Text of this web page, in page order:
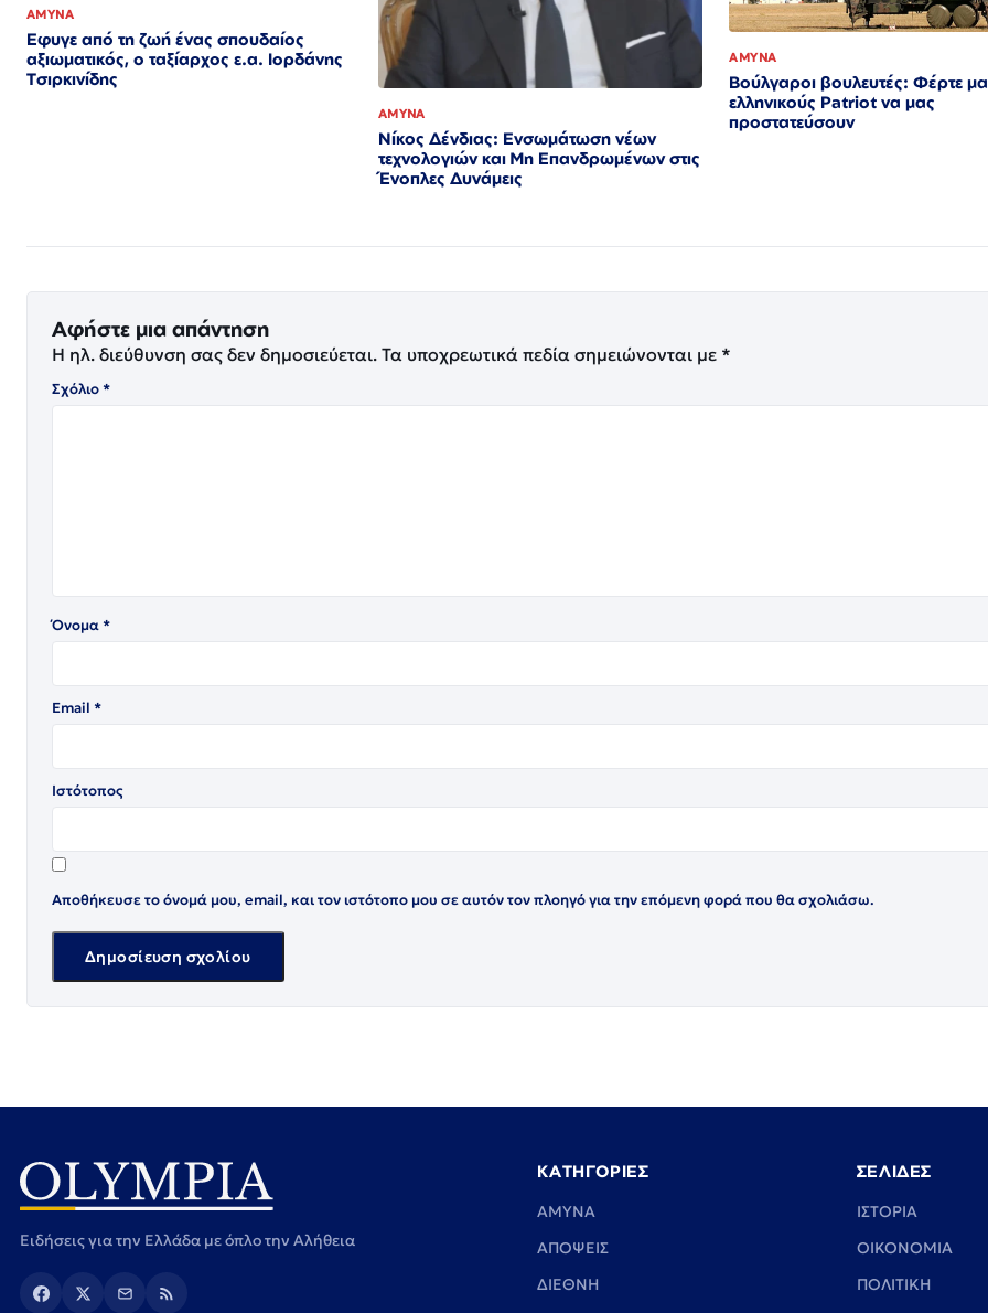
ΑΜΥΝΑ
Εφυγε από τη ζωή ένας σπουδαίος
αξιωματικός, ο ταξίαρχος ε.α. Ιορδάνης
Τσιρκινίδης
ΑΜΥΝΑ
Νίκος Δένδιας: Ενσωμάτωση νέων
τεχνολογιών και Μη Επανδρωμένων στις
Ένοπλες Δυνάμεις​​​​​​​​​​​​​​​​​​​​​​​​​​​​​​​​​​​​​​​​​​​​​​​​​​
ΑΜΥΝΑ
Βούλγαροι βουλευτές: Φέρτε
ελληνικούς Patriot να μας
προστατεύσουν
Αφήστε μια απάντηση
Η ηλ. διεύθυνση σας δεν δημοσιεύεται. Τα υποχρεωτικά πεδία σημειώνονται με *
Σχόλιο*
Όνομα*
Email *
Ιστότοπος
Αποθήκευσε το όνομά μου, email, και τον ιστότοπο μου σε αυτόν τον πλοηγό για την επόμενη φορά που θα σχολιάσω.
Ειδήσεις για την Ελλάδα με όπλο την Αλήθεια
ΚΑΤΗΓΟΡΙΕΣ
ΑΜΥΝΑ
ΑΠΟΨΕΙΣ
ΔΙΕΘΝΗ
ΣΕΛΙΔΕΣ
ΙΣΤΟΡΙΑ
ΟΙΚΟΝΟΜΙΑ
ΠΟΛΙΤΙΚΗ